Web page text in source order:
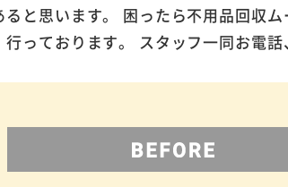
ると思います。 困ったら不用品回収
行っております。 スタッフ一同お